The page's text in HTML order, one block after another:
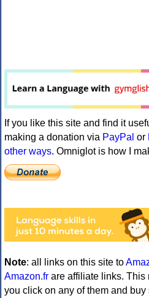
If you like this site and find it
making a donation via PayPal or
other ways. Omniglot is how I
Note: all links on this site to
Amazon.fr are affiliate links. This
you click on any of them and